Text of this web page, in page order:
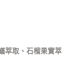
萃取、石榴果實萃